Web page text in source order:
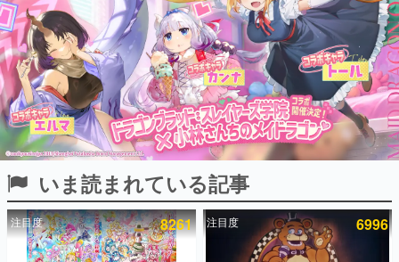
ピックアップ
電ファミのいま読まれている記事ランキング
いま読まれている記事
注目度 8261 注目度 6996